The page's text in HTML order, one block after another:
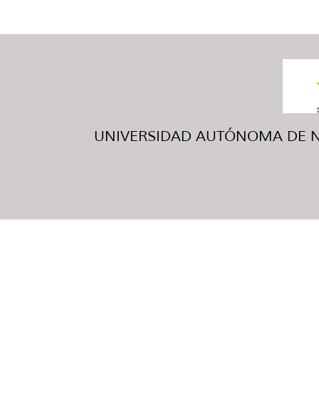
UNIVERSIDAD AUTÓNOMA DE